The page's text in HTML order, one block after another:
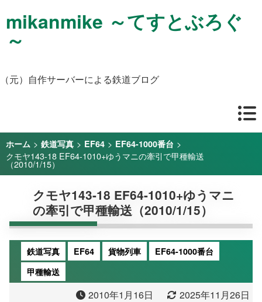
mikanmike ～てすとぶろぐ
～
（元）自作サーバーによる鉄道ブログ
ホーム > 鉄道写真 > EF64 > EF64-1000番台 >
クモヤ143-18 EF64-1010+ゆうマニの牽引で甲種輸送
（2010/1/15）
クモヤ143-18 EF64-1010+ゆうマニ
の牽引で甲種輸送（2010/1/15）
鉄道写真 EF64 貨物列車
EF64-1000番台
甲種輸送
2010年1月16日 2025年11月26日